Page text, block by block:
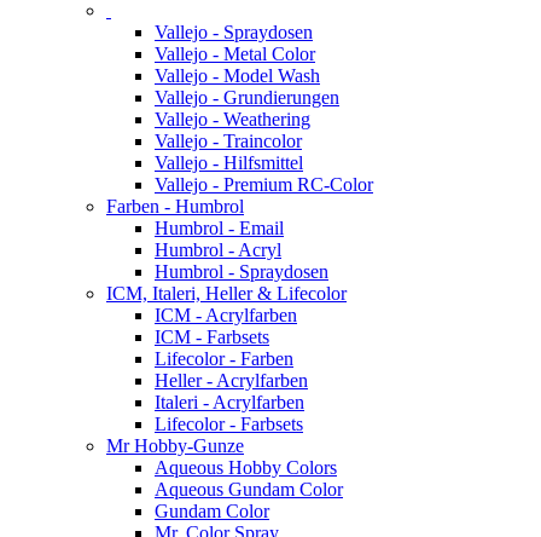
Vallejo - Spraydosen
Vallejo - Metal Color
Vallejo - Model Wash
Vallejo - Grundierungen
Vallejo - Weathering
Vallejo - Traincolor
Vallejo - Hilfsmittel
Vallejo - Premium RC-Color
Farben - Humbrol
Humbrol - Email
Humbrol - Acryl
Humbrol - Spraydosen
ICM, Italeri, Heller & Lifecolor
ICM - Acrylfarben
ICM - Farbsets
Lifecolor - Farben
Heller - Acrylfarben
Italeri - Acrylfarben
Lifecolor - Farbsets
Mr Hobby-Gunze
Aqueous Hobby Colors
Aqueous Gundam Color
Gundam Color
Mr. Color Spray